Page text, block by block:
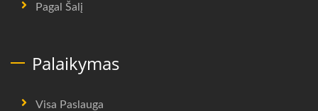
Pagal Šalį
Palaikymas
Visa Paslauga